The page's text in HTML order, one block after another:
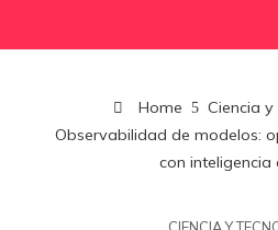
Home
Ciencia
Observabilidad de modelos:
con inteligencia